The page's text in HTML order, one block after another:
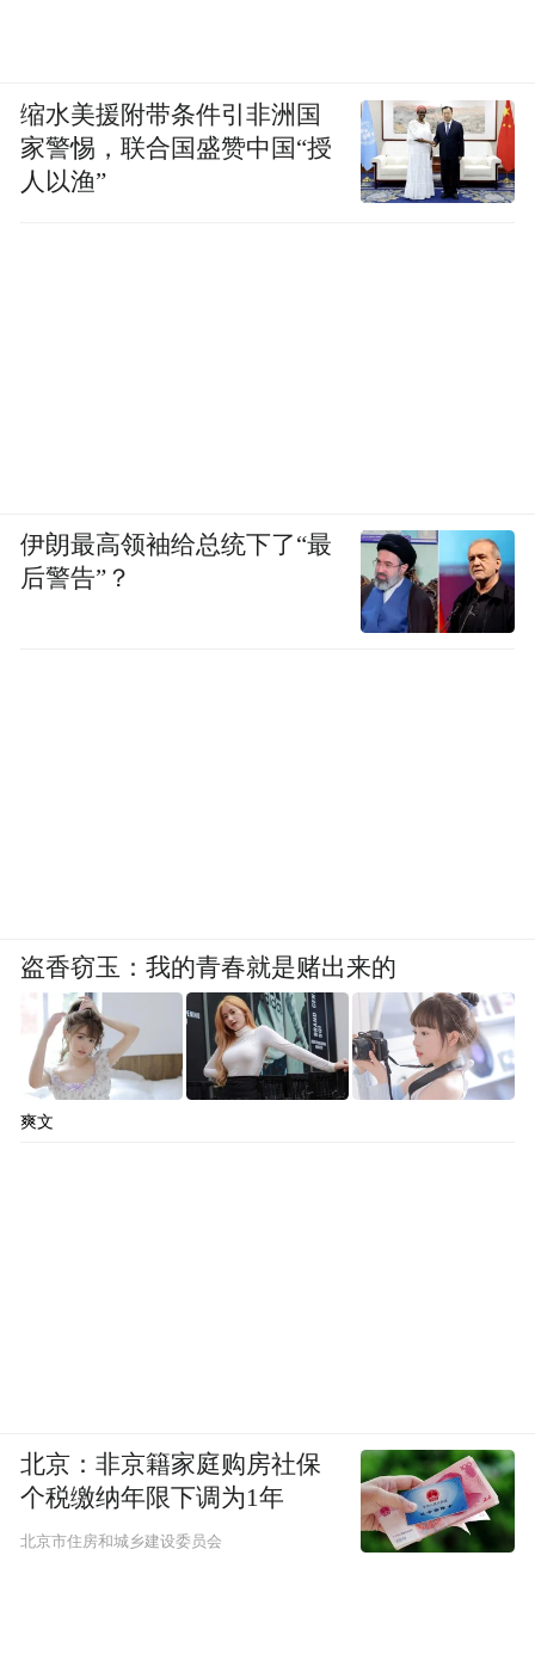
缩水美援附带条件引非洲国
家警惕，联合国盛赞中国“授
人以渔”
伊朗最高领袖给总统下了“最
后警告”？
盗香窃玉：我的青春就是赌出来的
爽文
北京：非京籍家庭购房社保
个税缴纳年限下调为1年
北京市住房和城乡建设委员会